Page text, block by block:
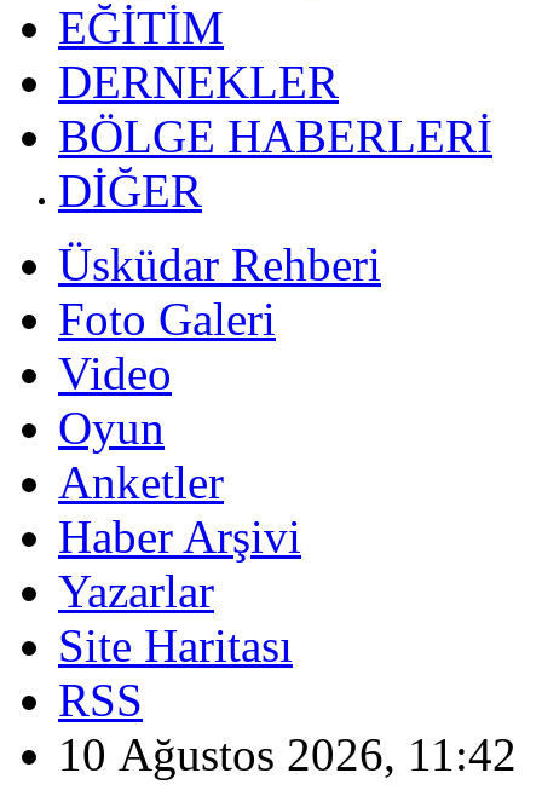
EĞİTİM
DERNEKLER
BÖLGE HABERLERİ
DİĞER
Üsküdar Rehberi
Foto Galeri
Video
Oyun
Anketler
Haber Arşivi
Yazarlar
Site Haritası
RSS
10 Ağustos 2026, 11:42